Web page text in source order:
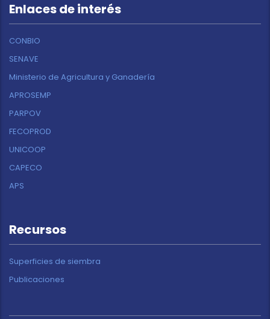
Enlaces de interés
CONBIO
SENAVE
Ministerio de Agricultura y Ganadería
APROSEMP
PARPOV
FECOPROD
UNICOOP
CAPECO
APS
Recursos
Superficies de siembra
Publicaciones